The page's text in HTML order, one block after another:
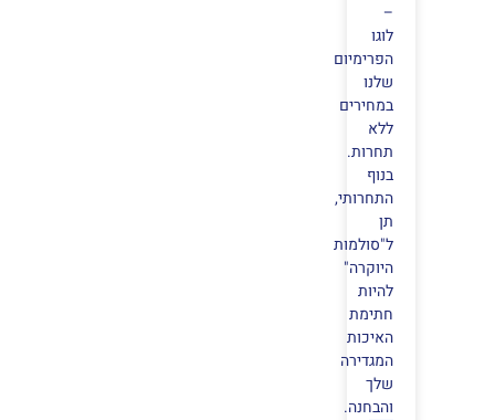
–
לוגו
הפרימיום
שלנו
במחירים
ללא
תחרות.
בנוף
התחרותי,
תן
ל"סולמות
היוקרה"
להיות
חתימת
האיכות
המגדירה
שלך
והבחנה.